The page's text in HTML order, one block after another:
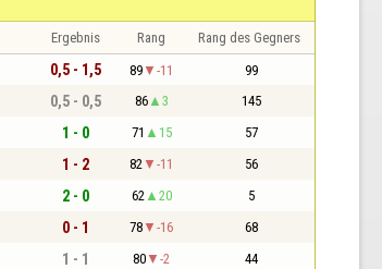
Ergebnis Rang Rang des Gegners
0,5 - 1,5 89 -11 99
0,5 - 0,5 86 3 145
1 - 0 71 15 57
1 - 2 82 -11 56
2 - 0 62 20 5
0 - 1 78 -16 68
1 - 1 80 -2 44